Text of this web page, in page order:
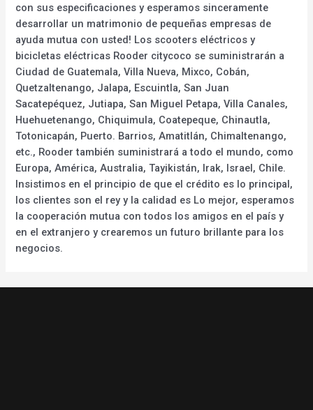
con sus especificaciones y esperamos sinceramente
desarrollar un matrimonio de pequeñas empresas de
ayuda mutua con usted! Los scooters eléctricos y
bicicletas eléctricas Rooder citycoco se suministrarán a
Ciudad de Guatemala, Villa Nueva, Mixco, Cobán,
Quetzaltenango, Jalapa, Escuintla, San Juan
Sacatepéquez, Jutiapa, San Miguel Petapa, Villa Canales,
Huehuetenango, Chiquimula, Coatepeque, Chinautla,
Totonicapán, Puerto. Barrios, Amatitlán, Chimaltenango,
etc., Rooder también suministrará a todo el mundo, como
Europa, América, Australia, Tayikistán, Irak, Israel, Chile.
Insistimos en el principio de que el crédito es lo principal,
los clientes son el rey y la calidad es Lo mejor, esperamos
la cooperación mutua con todos los amigos en el país y
en el extranjero y crearemos un futuro brillante para los
negocios.